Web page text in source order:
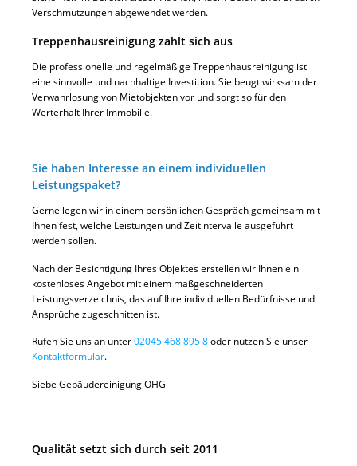
Verschmutzungen abgewendet werden.
Treppenhausreinigung zahlt sich aus
Die professionelle und regelmäßige Treppenhausreinigung ist
eine sinnvolle und nachhaltige Investition. Sie beugt wirksam der
Verwahrlosung von Mietobjekten vor und sorgt so für den
Werterhalt Ihrer Immobilie.
Sie haben Interesse an einem individuellen
Leistungspaket?
Gerne legen wir in einem persönlichen Gespräch gemeinsam mit
Ihnen fest, welche Leistungen und Zeitintervalle ausgeführt
werden sollen.
Nach der Besichtigung Ihres Objektes erstellen wir Ihnen ein
kostenloses Angebot mit einem maßgeschneiderten
Leistungsverzeichnis, das auf Ihre individuellen Bedürfnisse und
Ansprüche zugeschnitten ist.
Rufen Sie uns an unter02045 468 895 8oder nutzen Sie unser
Kontaktformular.
Siebe Gebäudereinigung OHG
Qualität setzt sich durch seit 2011